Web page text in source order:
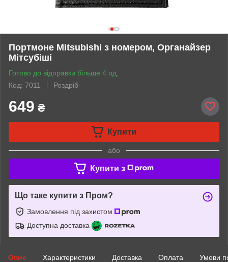
Портмоне Mitsubishi з номером, Органайзер
Мітсубіші
Готово до відправки більше 4 од.
Код: 7011
Роздріб
649 ₴
Купити
або
Купити з
Що таке купити з Пром?
Замовлення під захистом
Доступна доставка
Опис Характеристики Доставка Оплата Умови